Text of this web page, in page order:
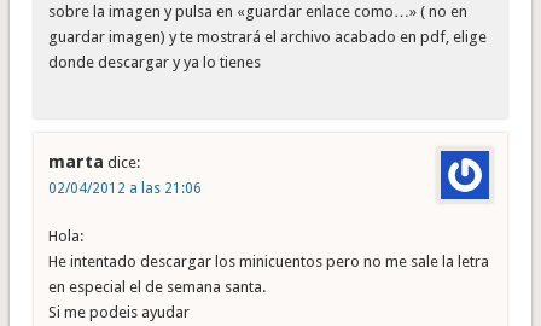
sobre la imagen y pulsa en «guardar enlace como…» ( no en
guardar imagen) y te mostrará el archivo acabado en pdf, elige
donde descargar y ya lo tienes
marta dice:
02/04/2012 a las 21:06
Hola:
He intentado descargar los minicuentos pero no me sale la letra
en especial el de semana santa.
Si me podeis ayudar